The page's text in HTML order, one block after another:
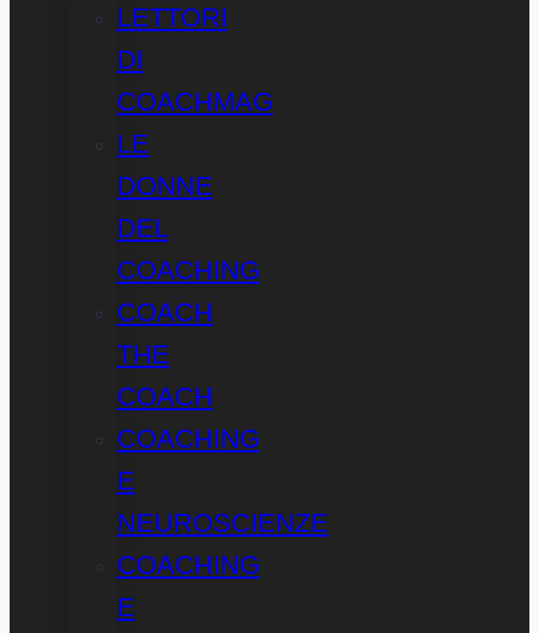
LETTORI
DI
COACHMAG
LE
DONNE
DEL
COACHING
COACH
THE
COACH
COACHING
E
NEUROSCIENZE
COACHING
E